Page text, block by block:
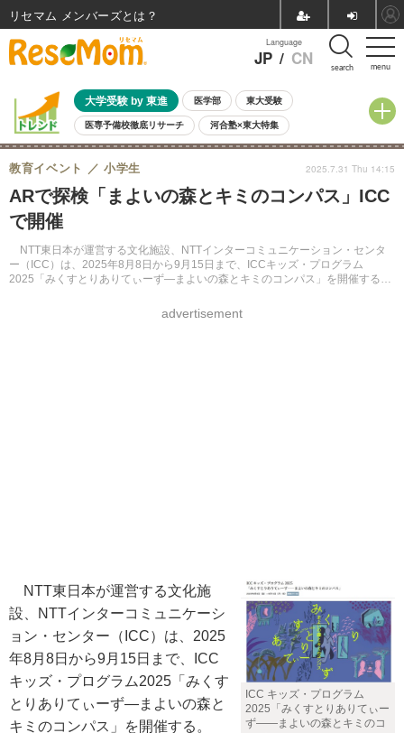
menu
Language
JP / CN search
大学受験 by 東進 医学部 東大受験
医専予備校徹底リサーチ 河合塾×東大特集
親子で考える大学選び 高校受験 中学受験 小学校受験
共通テスト 夏休み
8月開催イベント・WS 全国公立高校 過去問 人気記事
自由研究教材（小学生向け）
ARで探検「まよいの森とキミのコンパス」ICC
で開催
NTT東日本が運営する文化施設、NTTインターコミュニケーション・センタ
ー（ICC）は、2025年8月8日から9月15日まで、ICCキッズ・プログラム
2025「みくすとりありてぃーず―まよいの森とキミのコンパス」を開催する。
教育イベント 小学生
advertisement
2025.7.31 Thu 14:15
ICC キッズ・プログラム
2025「みくすとりありてぃー
ず——まよいの森とキミのコ
NTT東日本が運営する文化施
設、NTTインターコミュニケーシ
ョン・センター（ICC）は、2025
年8月8日から9月15日まで、ICC
キッズ・プログラム2025「みくす
とりありてぃーず―まよいの森と
キミのコンパス」を開催する。
リセマム メンバーズ